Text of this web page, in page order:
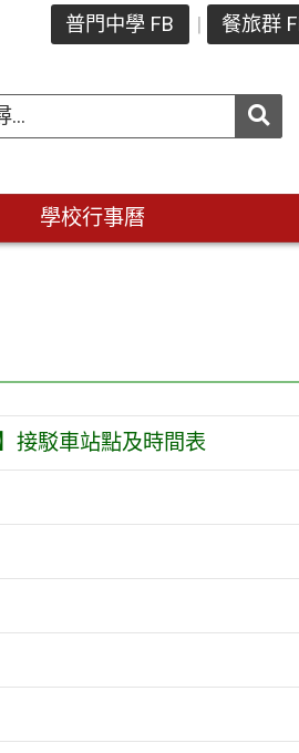
普門中學 FB 餐旅群
送出
學校行事曆
接駁車站點及時間表